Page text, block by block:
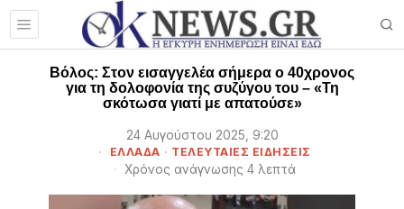
Βόλος: Στον εισαγγελέα σήμερα ο 40χρονος
για τη δολοφονία της συζύγου του – «Τη
σκότωσα γιατί με απατούσε»
24 Αυγούστου 2025, 9:20
ΕΛΛΑΔΑ · ΤΕΛΕΥΤΑΙΕΣ ΕΙΔΗΣΕΙΣ
Χρόνος ανάγνωσης 4 λεπτά